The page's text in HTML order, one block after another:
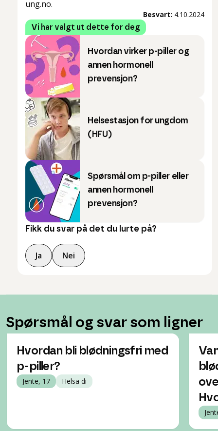
ung.no.
Besvart: 4.10.2024
Vi har valgt ut dette for deg
Hvordan virker p-piller og
annen hormonell
prevensjon?
Helsestasjon for ungdom
(HFU)
Spørsmål om p-piller eller
annen hormonell
prevensjon?
Fikk du svar på det du lurte på?
Ja Nei
Spørsmål og svar som ligner
Hvordan bli blødningsfri med
p-piller?
Jente, 17 Helsa di